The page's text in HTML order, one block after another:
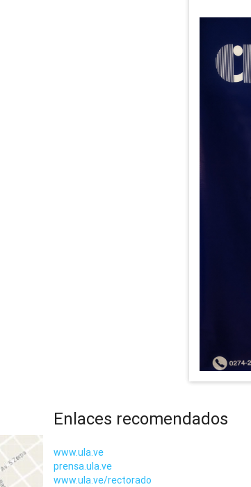
Enlaces recomendados
www.ula.ve
prensa.ula.ve
www.ula.ve/rectorado